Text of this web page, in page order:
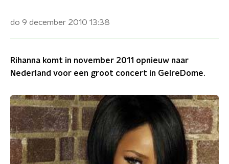
do 9 december 2010 13:38
Rihanna komt in november 2011 opnieuw naar
Nederland voor een groot concert in GelreDome.